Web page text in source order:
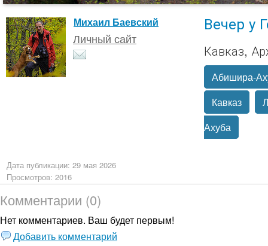
Михаил Баевский
Личный сайт
Вечер у
Кавказ,
Абишира-
Кавказ
Ахуба
Дата публикации: 29 мая 2026
Просмотров: 2016
Комментарии (0)
Нет комментариев. Ваш будет первым!
Добавить комментарий